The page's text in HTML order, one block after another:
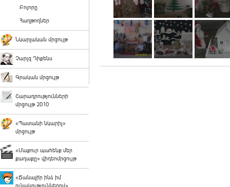
Բոլորը
Հաղթողներ
Նկարչական մրցույթ
Չարլզ Դիքենս
Գրական մրցույթ
Շարադրությունների
մրցույթ 2010
«Պատանի նկարիչ»
մրցույթ
«Մաքուր պահենք մեր
քաղաքը» վիդեոմրցույթ
«Ճանաչի՛ր ինձ իմ